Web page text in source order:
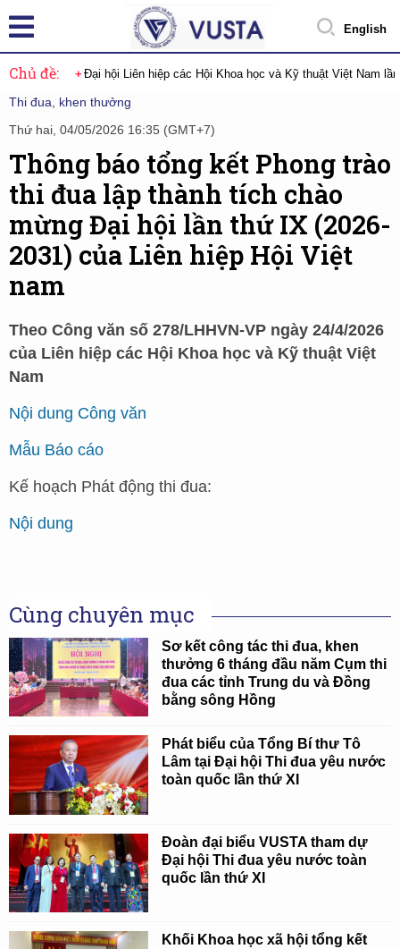
English
Chủ đề: Đại hội Liên hiệp các Hội Khoa học và Kỹ thuật Việt Nam
Thi đua, khen thưởng
Thứ hai, 04/05/2026 16:35 (GMT+7)
Thông báo tổng kết Phong trào
thi đua lập thành tích chào
mừng Đại hội lần thứ IX (2026-
2031) của Liên hiệp Hội Việt
nam
Theo Công văn số 278/LHHVN-VP ngày 24/4/2026
của Liên hiệp các Hội Khoa học và Kỹ thuật Việt
Nam
Nội dung Công văn
Mẫu Báo cáo
Kế hoạch Phát động thi đua:
Nội dung
Cùng chuyên mục
Sơ kết công tác thi đua, khen
thưởng 6 tháng đầu năm Cụm thi
đua các tỉnh Trung du và Đồng
bằng sông Hồng
Phát biểu của Tổng Bí thư Tô
Lâm tại Đại hội Thi đua yêu nước
toàn quốc lần thứ XI
Đoàn đại biểu VUSTA tham dự
Đại hội Thi đua yêu nước toàn
quốc lần thứ XI
Khối Khoa học xã hội tổng kết